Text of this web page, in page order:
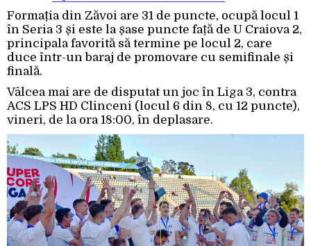
Formația din Zăvoi are 31 de puncte, ocupă locul 1
în Seria 3 și este la șase puncte față de U Craiova 2,
principala favorită să termine pe locul 2, care
duce într-un baraj de promovare cu semifinale și
finală.
Vâlcea mai are de disputat un joc în Liga 3, contra
ACS LPS HD Clinceni (locul 6 din 8, cu 12 puncte),
vineri, de la ora 18:00, în deplasare.